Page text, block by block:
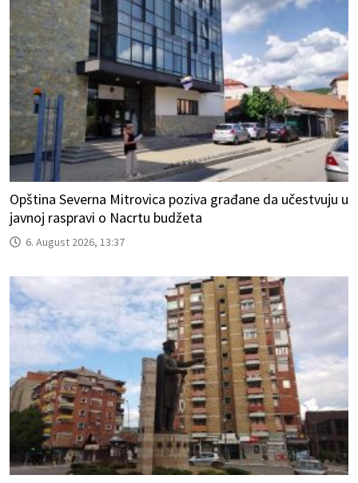
Opština Severna Mitrovica poziva građane da učestvuju u
javnoj raspravi o Nacrtu budžeta
6. August 2026, 13:37